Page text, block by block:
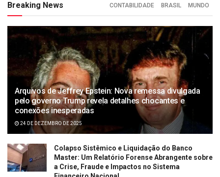
Breaking News CONTABILIDADE BRASIL MUNDO
Arquivos de Jeffrey Epstein: Nova remessa divulgada
pelo governo Trump revela detalhes chocantes e
conexões inesperadas
24 DE DEZEMBRO DE 2025
Colapso Sistêmico e Liquidação do Banco
Master: Um Relatório Forense Abrangente sobre
a Crise, Fraude e Impactos no Sistema